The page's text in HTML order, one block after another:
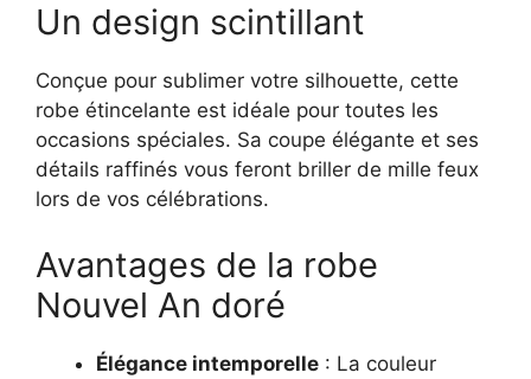
Un design scintillant
Conçue pour sublimer votre silhouette, cette
robe étincelante est idéale pour toutes les
occasions spéciales. Sa coupe élégante et ses
détails raffinés vous feront briller de mille feux
lors de vos célébrations.
Avantages de la robe
Nouvel An doré
Élégance intemporelle : La couleur